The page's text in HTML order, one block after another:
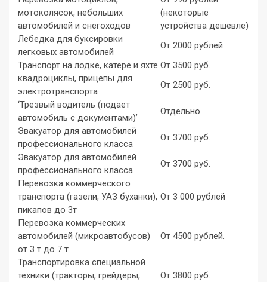
мотоколясок, небольших
автомобилей и снегоходов
(некоторые
устройства дешевле)
Лебедка для буксировки
легковых автомобилей
От 2000 рублей
Транспорт на лодке, катере и яхте От 3500 руб.
квадроциклы, прицепы для
электротранспорта
От 2500 руб.
‘Трезвый водитель (подает
автомобиль с документами)’
Отдельно.
Эвакуатор для автомобилей
профессионального класса
От 3700 руб.
Эвакуатор для автомобилей
профессионального класса
От 3700 руб.
Перевозка коммерческого
транспорта (газели, УАЗ буханки),
пикапов до 3т
От 3 000 рублей
Перевозка коммерческих
автомобилей (микроавтобусов)
от 3 т до 7 т
От 4500 рублей.
Транспортировка специальной
техники (тракторы, грейдеры,
От 3800 руб.